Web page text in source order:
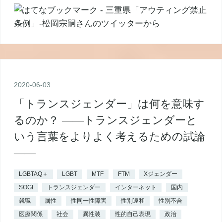
2020-06-03
「トランスジェンダー」は何を意味す
るのか？ ――トランスジェンダーと
いう言葉をよりよく考えるための試論
――
LGBTAQ＋ LGBT MTF FTM
Xジェンダー
SOGI
トランスジェンダー インターネット
国内
就職
属性 性同一性障害 性別違和
性別不合
医療関係
社会 異性装 性的自己表現
政治